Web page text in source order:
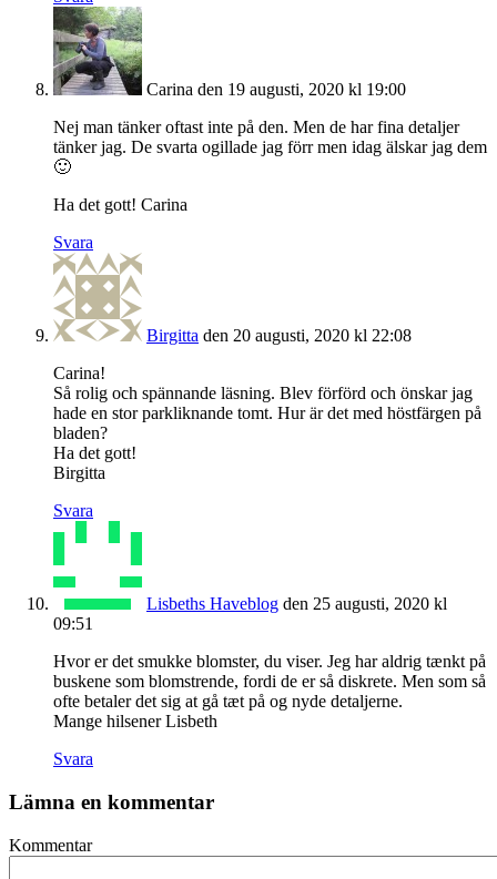
Carina den 19 augusti, 2020 kl 19:00
Nej man tänker oftast inte på den. Men de har fina detaljer
tänker jag. De svarta ogillade jag förr men idag älskar jag dem
🙂
Ha det gott! Carina
Svara
Birgitta den 20 augusti, 2020 kl 22:08
Carina!
Så rolig och spännande läsning. Blev förförd och önskar jag
hade en stor parkliknande tomt. Hur är det med höstfärgen på
bladen?
Ha det gott!
Birgitta
Svara
Lisbeths Haveblog den 25 augusti, 2020 kl
09:51
Hvor er det smukke blomster, du viser. Jeg har aldrig tænkt på
buskene som blomstrende, fordi de er så diskrete. Men som så
ofte betaler det sig at gå tæt på og nyde detaljerne.
Mange hilsener Lisbeth
Svara
Lämna en kommentar
Kommentar